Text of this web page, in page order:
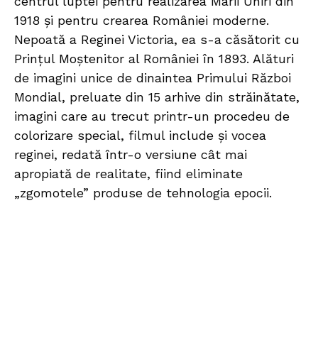
1918 și pentru crearea României moderne.
Nepoată a Reginei Victoria, ea s-a căsătorit cu
Prințul Moștenitor al României în 1893. Alături
de imagini unice de dinaintea Primului Război
Mondial, preluate din 15 arhive din străinătate,
imagini care au trecut printr-un procedeu de
colorizare special, filmul include și vocea
reginei, redată într-o versiune cât mai
apropiată de realitate, fiind eliminate
„zgomotele” produse de tehnologia epocii.